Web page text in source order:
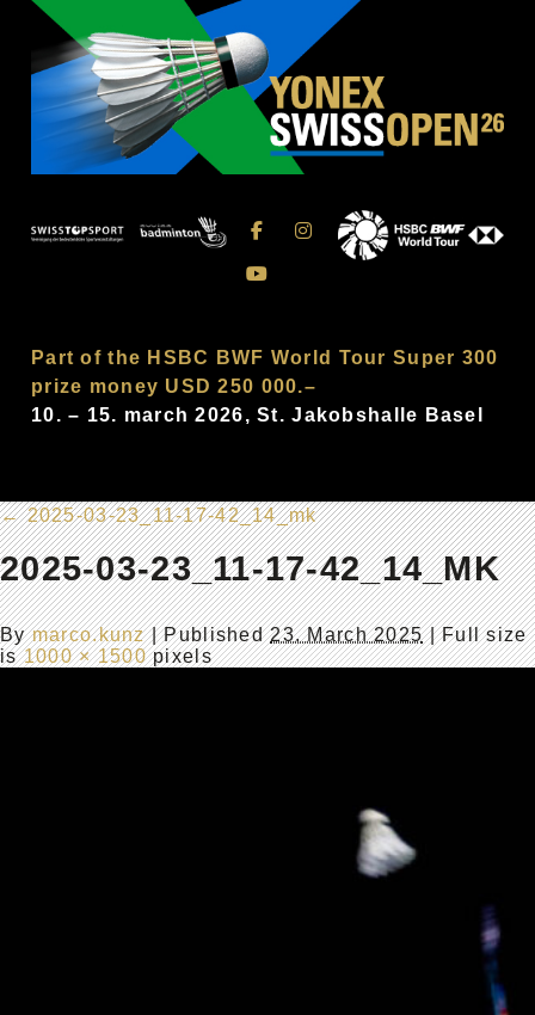
Part of the HSBC BWF World Tour Super 300
prize money USD 250 000.–
10. – 15. march 2026, St. Jakobshalle Basel
←2025-03-23_11-17-42_14_mk
2025-03-23_11-17-42_14_MK
Bymarco.kunz |Published23. March 2025| Full size
is1000 × 1500pixels